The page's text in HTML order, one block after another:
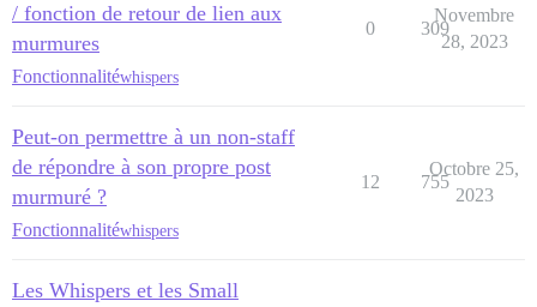
/ fonction de retour de lien aux
murmures
Fonctionnalitéwhispers
0 309
Novembre
28, 2023
Peut-on permettre à un non-staff
de répondre à son propre post
murmuré ?
Fonctionnalitéwhispers
12 755
Octobre 25,
2023
Les Whispers et les Small